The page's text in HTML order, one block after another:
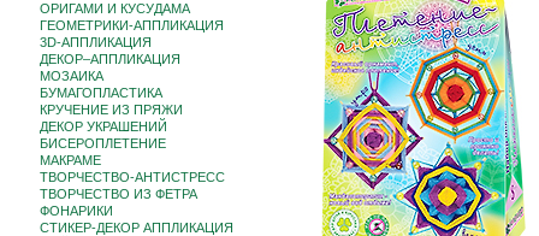
ОРИГАМИ И КУСУДАМА
ГЕОМЕТРИКИ-АППЛИКАЦИЯ
3D-АППЛИКАЦИЯ
ДЕКОР–АППЛИКАЦИЯ
МОЗАИКА
БУМАГОПЛАСТИКА
КРУЧЕНИЕ ИЗ ПРЯЖИ
ДЕКОР УКРАШЕНИЙ
БИCЕРОПЛЕТЕНИЕ
МАКРАМЕ
ТВОРЧЕСТВО-АНТИСТРЕСС
ТВОРЧЕСТВО ИЗ ФЕТРА
ФОНАРИКИ
СТИКЕР-ДЕКОР АППЛИКАЦИЯ